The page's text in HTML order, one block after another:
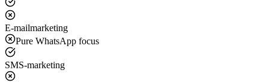
E-mailmarketing
Pure WhatsApp focus
SMS-marketing